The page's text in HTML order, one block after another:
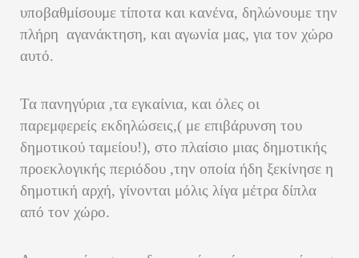
υποβαθμίσουμε τίποτα και κανένα, δηλώνουμε την
πλήρη αγανάκτηση, και αγωνία μας, για τον χώρο
αυτό.
Τα πανηγύρια ,τα εγκαίνια, και όλες οι
παρεμφερείς εκδηλώσεις,( με επιβάρυνση του
δημοτικού ταμείου!), στο πλαίσιο μιας δημοτικής
προεκλογικής περιόδου ,την οποία ήδη ξεκίνησε η
δημοτική αρχή, γίνονται μόλις λίγα μέτρα δίπλα
από τον χώρο.